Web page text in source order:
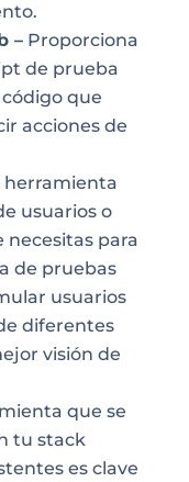
–Proporciona
de prueba
que
acciones de
usuarios o
necesitas para
de pruebas
usuarios
diferentes
visión de
que se
tu stack
es clave